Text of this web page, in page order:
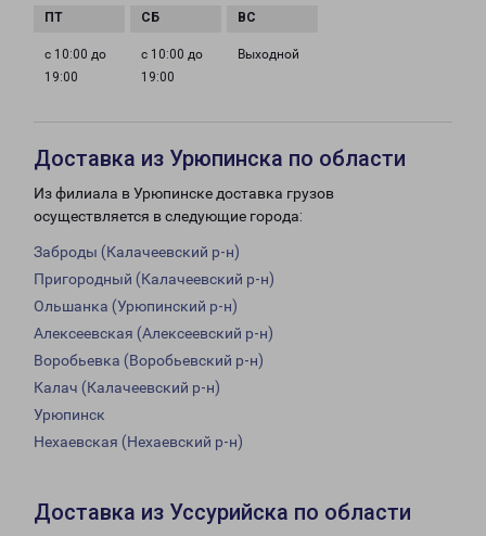
с 10:00 до
19:00
с 10:00 до
19:00
Выходной
Доставка из Урюпинска по области
Из филиала в Урюпинске доставка грузов
осуществляется в следующие города:
Заброды (Калачеевский р-н)
Пригородный (Калачеевский р-н)
Ольшанка (Урюпинский р-н)
Алексеевская (Алексеевский р-н)
Воробьевка (Воробьевский р-н)
Калач (Калачеевский р-н)
Урюпинск
Нехаевская (Нехаевский р-н)
Доставка из Уссурийска по области